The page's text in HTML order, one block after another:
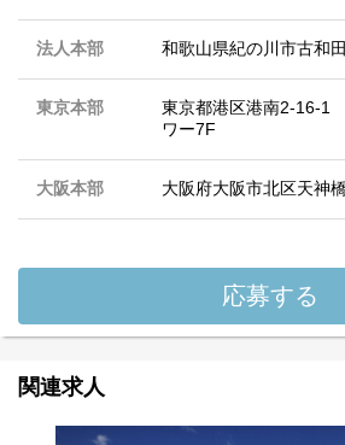
法人本部 和歌山県紀の川市古和
東京本部
東京都港区港南2-16-1
ワー7F
大阪本部 大阪府大阪市北区天神
応募する
関連求人